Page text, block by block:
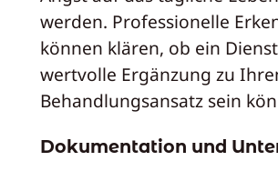
werden. Professionelle
können klären, ob ein
wertvolle Ergänzung zu
Behandlungsansatz sein
Dokumentation und